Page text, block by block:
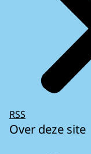
RSS
Over deze site